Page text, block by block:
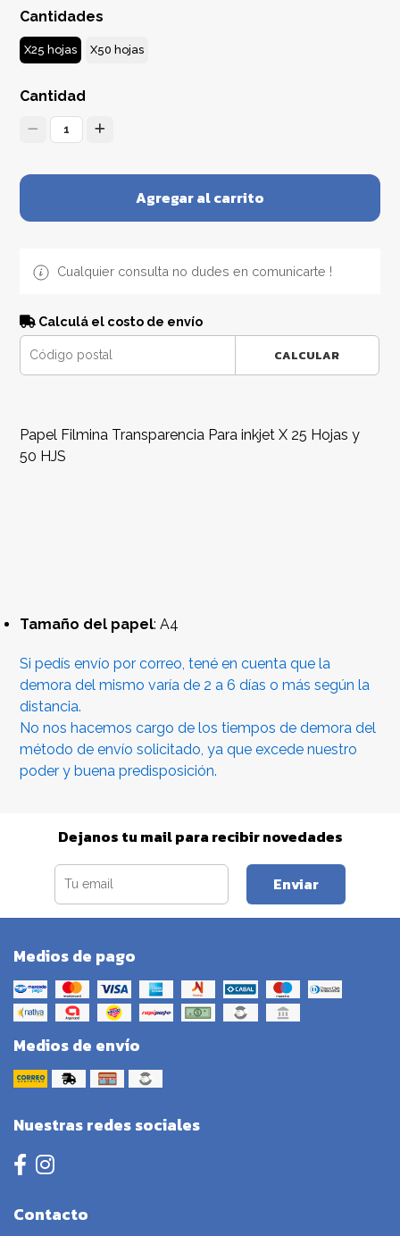
Cantidades
X25 hojas X50 hojas
Cantidad
1
Agregar al carrito
Cualquier consulta no dudes en comunicarte !
Calculá el costo de envío
CALCULAR
Papel Filmina Transparencia Para inkjet X 25 Hojas y
50 HJS
Tamaño del papel: A4
Si pedís envío por correo, tené en cuenta que la
demora del mismo varía de 2 a 6 días o más según la
distancia.
No nos hacemos cargo de los tiempos de demora del
método de envío solicitado, ya que excede nuestro
poder y buena predisposición.
Dejanos tu mail para recibir novedades
Enviar
Medios de pago
Medios de envío
Nuestras redes sociales
Contacto